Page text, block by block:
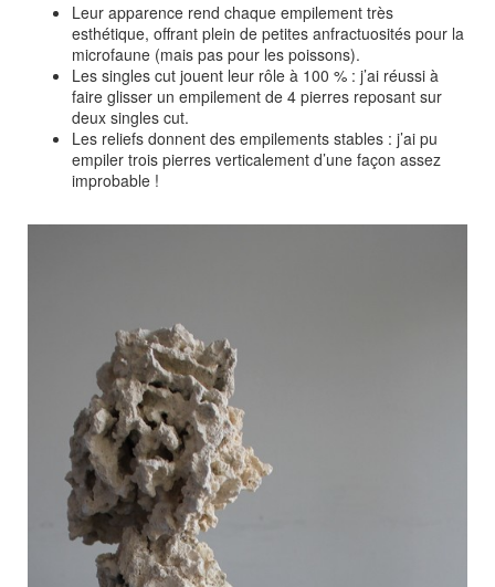
Leur apparence rend chaque empilement très
esthétique, offrant plein de petites anfractuosités pour la
microfaune (mais pas pour les poissons).
Les singles cut jouent leur rôle à 100 % : j’ai réussi à
faire glisser un empilement de 4 pierres reposant sur
deux singles cut.
Les reliefs donnent des empilements stables : j’ai pu
empiler trois pierres verticalement d’une façon assez
improbable !